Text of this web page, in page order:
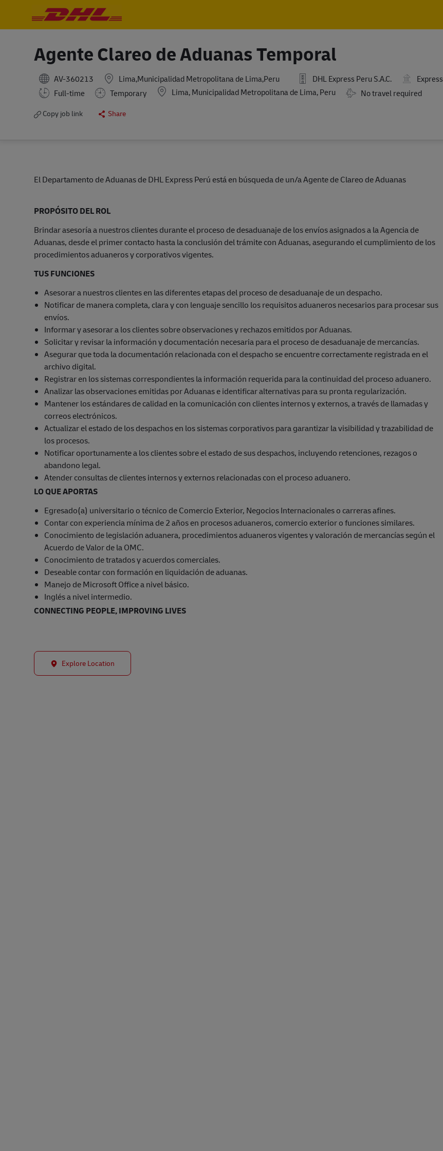
Agente Clareo de Aduanas Temporal
AV-360213 Lima,Municipalidad Metropolitana de Lima,Peru DHL Express Peru S.A.C.
Express
Full-time
Temporary LocationLima, Municipalidad Metropolitana de Lima, Peru Travel Required
No travel required
Copy job link Share
El Departamento de Aduanas de DHL Express Perú está en búsqueda de un/a Agente de Clareo de Aduanas
PROPÓSITO DEL ROL
Brindar asesoría a nuestros clientes durante el proceso de desaduanaje de los envíos asignados a la Agencia de
Aduanas, desde el primer contacto hasta la conclusión del trámite con Aduanas, asegurando el cumplimiento de los
procedimientos aduaneros y corporativos vigentes.
TUS FUNCIONES
Asesorar a nuestros clientes en las diferentes etapas del proceso de desaduanaje de un despacho.
Notificar de manera completa, clara y con lenguaje sencillo los requisitos aduaneros necesarios para procesar sus
envíos.
Informar y asesorar a los clientes sobre observaciones y rechazos emitidos por Aduanas.
Solicitar y revisar la información y documentación necesaria para el proceso de desaduanaje de mercancías.
Asegurar que toda la documentación relacionada con el despacho se encuentre correctamente registrada en el
archivo digital.
Registrar en los sistemas correspondientes la información requerida para la continuidad del proceso aduanero.
Analizar las observaciones emitidas por Aduanas e identificar alternativas para su pronta regularización.
Mantener los estándares de calidad en la comunicación con clientes internos y externos, a través de llamadas y
correos electrónicos.
Actualizar el estado de los despachos en los sistemas corporativos para garantizar la visibilidad y trazabilidad de
los procesos.
Notificar oportunamente a los clientes sobre el estado de sus despachos, incluyendo retenciones, rezagos o
abandono legal.
Atender consultas de clientes internos y externos relacionadas con el proceso aduanero.
LO QUE APORTAS
Egresado(a) universitario o técnico de Comercio Exterior, Negocios Internacionales o carreras afines.
Contar con experiencia mínima de 2 años en procesos aduaneros, comercio exterior o funciones similares.
Conocimiento de legislación aduanera, procedimientos aduaneros vigentes y valoración de mercancías según el
Acuerdo de Valor de la OMC.
Conocimiento de tratados y acuerdos comerciales.
Deseable contar con formación en liquidación de aduanas.
Manejo de Microsoft Office a nivel básico.
Inglés a nivel intermedio.
CONNECTING PEOPLE, IMPROVING LIVES
Explore Location